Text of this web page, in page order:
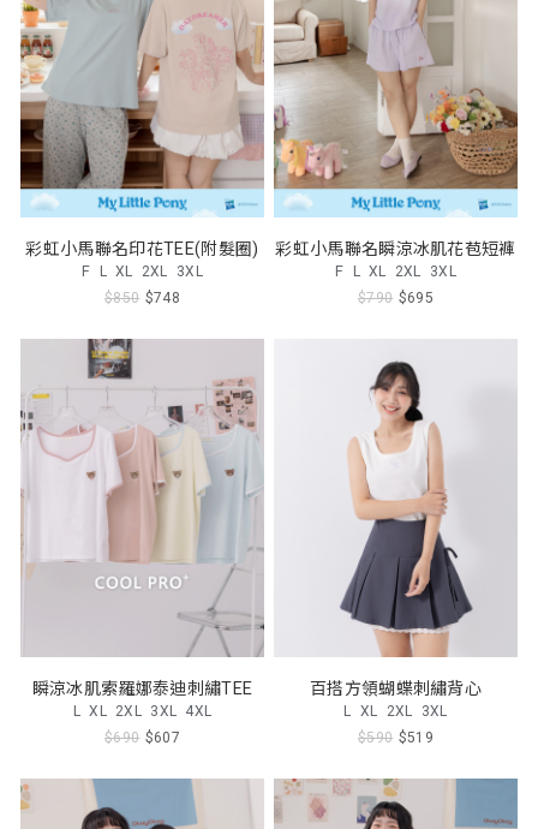
彩虹小馬聯名印花TEE(附髮圈)
F L XL 2XL 3XL
$850 $748
彩虹小馬聯名瞬涼冰肌花苞短褲
F L XL 2XL 3XL
$790 $695
瞬涼冰肌索羅娜泰迪刺繡TEE
L XL 2XL 3XL 4XL
$690 $607
百搭方領蝴蝶刺繡背心
L XL 2XL 3XL
$590 $519